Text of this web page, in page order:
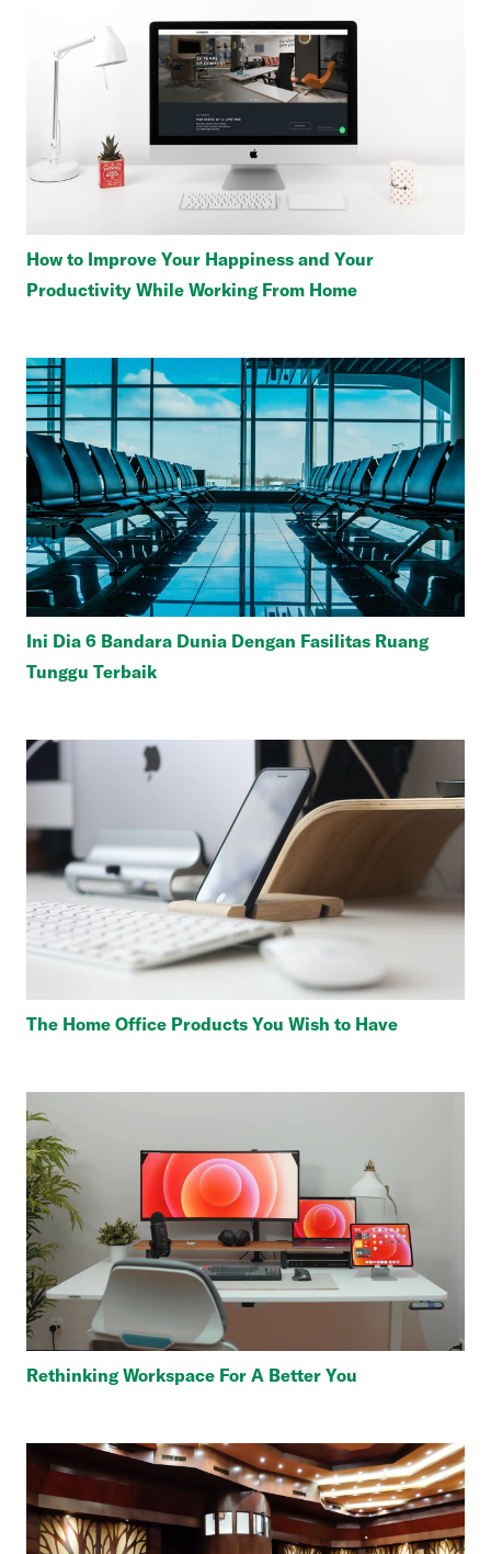
How to Improve Your Happiness and Your
Productivity While Working From Home
Ini Dia 6 Bandara Dunia Dengan Fasilitas Ruang
Tunggu Terbaik
The Home Office Products You Wish to Have
Rethinking Workspace For A Better You